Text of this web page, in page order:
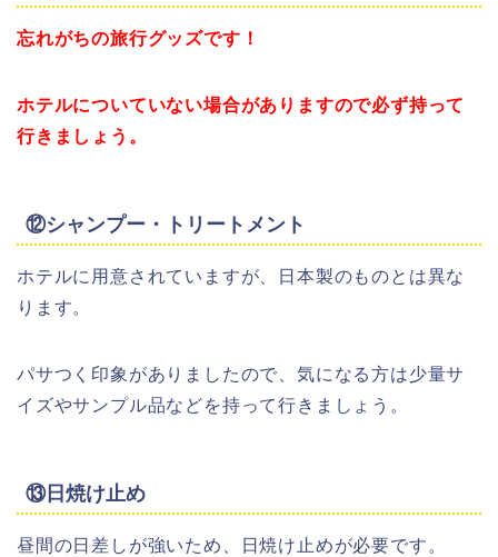
忘れがちの旅行グッズです！
ホテルについていない場合がありますので必ず持って
行きましょう。
⑫シャンプー・トリートメント
ホテルに用意されていますが、日本製のものとは異な
ります。
パサつく印象がありましたので、気になる方は少量サ
イズやサンプル品などを持って行きましょう。
⑬日焼け止め
昼間の日差しが強いため、日焼け止めが必要です。